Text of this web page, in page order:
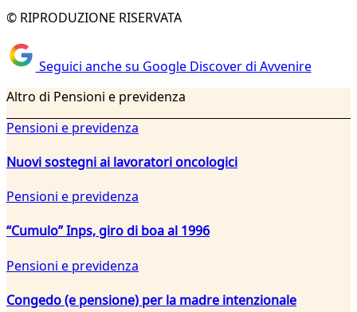
© RIPRODUZIONE RISERVATA
Seguici anche su Google Discover di Avvenire
Altro di Pensioni e previdenza
Pensioni e previdenza
Nuovi sostegni ai lavoratori oncologici
Pensioni e previdenza
“Cumulo” Inps, giro di boa al 1996
Pensioni e previdenza
Congedo (e pensione) per la madre intenzionale